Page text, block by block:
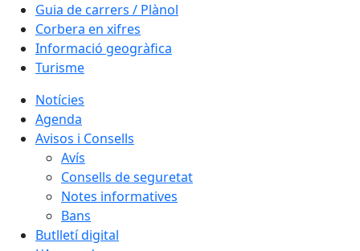
Guia de carrers / Plànol
Corbera en xifres
Informació geogràfica
Turisme
Notícies
Agenda
Avisos i Consells
Avís
Consells de seguretat
Notes informatives
Bans
Butlletí digital